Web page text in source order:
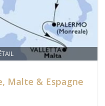
Malte & Espagne